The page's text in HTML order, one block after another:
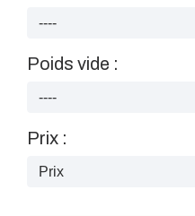
Poids vide :
Prix :